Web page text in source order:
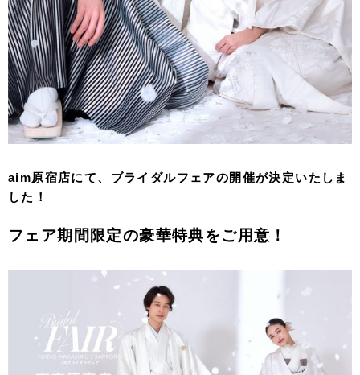
aim原宿店にて、ブライダルフェアの開催が決定いたしま
した！
フェア期間限定の豪華特典をご用意！